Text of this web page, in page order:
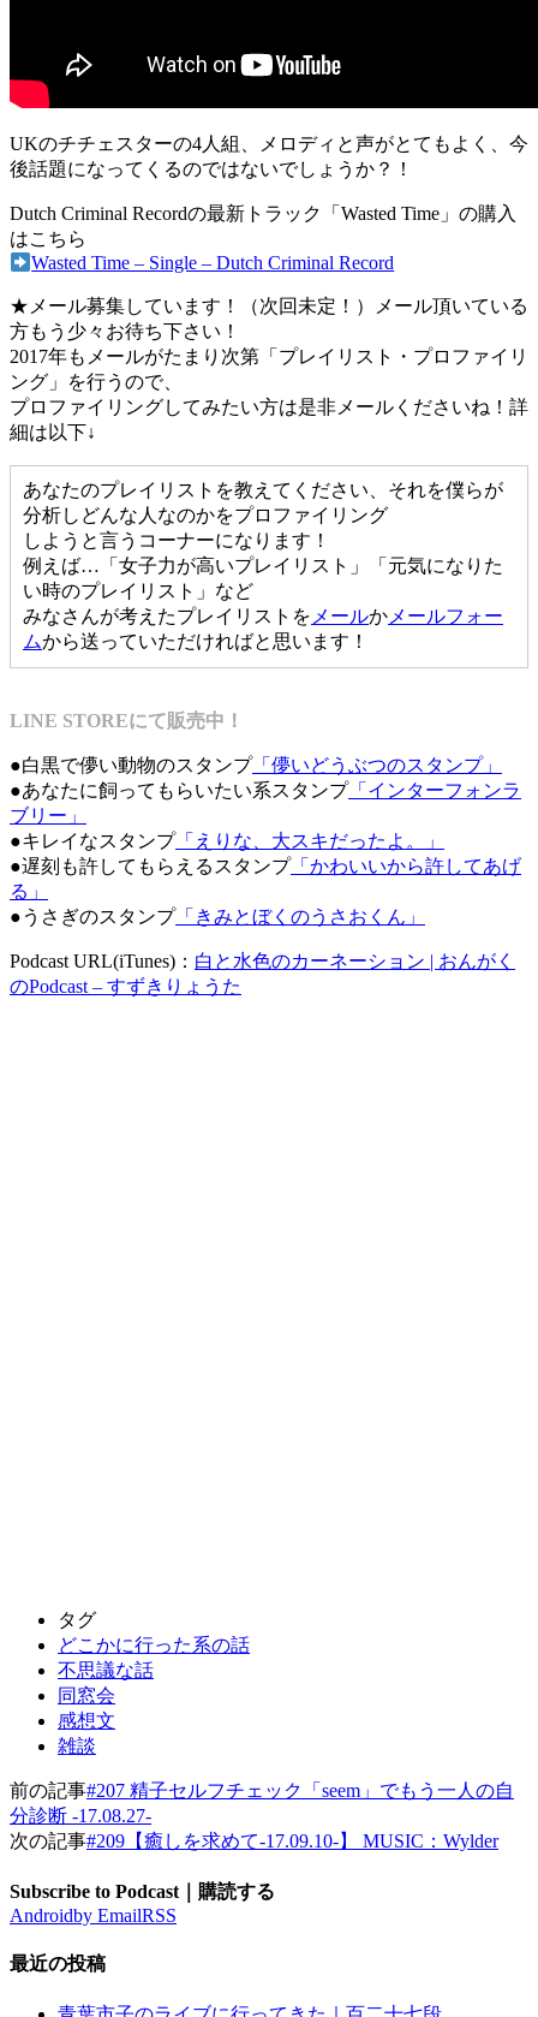
UKのチチェスターの4人組、メロディと声がとてもよく、今
後話題になってくるのではないでしょうか？！
Dutch Criminal Recordの最新トラック「Wasted Time」の購入
はこちら
Wasted Time – Single – Dutch Criminal Record
★メール募集しています！（次回未定！）メール頂いている
方もう少々お待ち下さい！
2017年もメールがたまり次第「プレイリスト・プロファイリ
ング」を行うので、
プロファイリングしてみたい方は是非メールくださいね！詳
細は以下↓
あなたのプレイリストを教えてください、それを僕らが
分析しどんな人なのかをプロファイリング
しようと言うコーナーになります！
例えば…「女子力が高いプレイリスト」「元気になりた
い時のプレイリスト」など
みなさんが考えたプレイリストを メールか メールフォー
ムから送っていただければと思います！
LINE STOREにて販売中！
●白黒で儚い動物のスタンプ「儚いどうぶつのスタンプ」
●あなたに飼ってもらいたい系スタンプ「インターフォンラ
ブリー」
●キレイなスタンプ「えりな、大スキだったよ。」
●遅刻も許してもらえるスタンプ「かわいいから許してあげ
る」
●うさぎのスタンプ「きみとぼくのうさおくん」
Podcast URL(iTunes)： 白と水色のカーネーション | おんがく
のPodcast – すずきりょうた
タグ
どこかに行った系の話
不思議な話
同窓会
感想文
雑談
前の記事#207 精子セルフチェック「seem」でもう一人の自
分診断 -17.08.27-
次の記事#209【癒しを求めて-17.09.10-】 MUSIC：Wylder
Subscribe to Podcast｜購読する
Androidby EmailRSS
最近の投稿